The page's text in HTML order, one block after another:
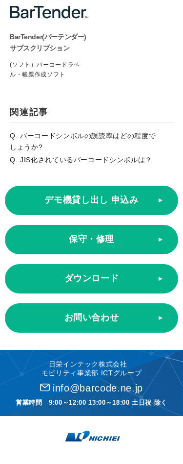
BarTender(バーテンダー)
サブスクリプション
(ソフト）バーコードラベ
ル・帳票作成ソフト
関連記事
Q. バーコードシンボルの誤読率はどの程度で
しょうか?
Q. JIS化されているバーコードシンボルは？
デモ機貸し出し 申込み
保守・修理
ダウンロード
お問い合わせ
日栄インテック株式会社
モビリティ事業部 ICTグループ
info@barcode.ne.jp
営業時間 9:00～12:00 13:00～18:00 土日祝 除く